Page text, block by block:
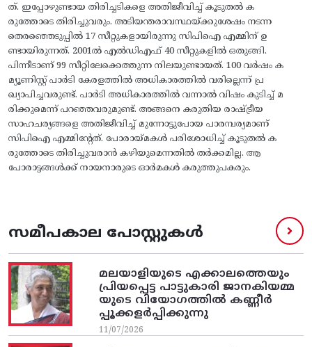
ത്. ഇപ്പോഴുണ്ടായ തിരിച്ചടികളെ അതിജീവിച്ച് കൂടുതൽ ക
രുത്തോടെ തിരിച്ചുവരും. അടിയന്തരാവസ്ഥയ്‌ക്കുശേഷം നടന്ന
തെരഞ്ഞെടുപ്പിൽ 17 സീറ്റുകളായിരുന്നു സിപിഐ എമ്മിന്‌ ഉ
ണ്ടായിരുന്നത്. 2001ൽ എൽഡിഎഫ്‌ 40 സീറ്റുകളിൽ ഒതുങ്ങി.
പിന്നീടാണ് 99 സീറ്റിലേക്കെത്തുന്ന നിലയുണ്ടായത്. 100 വർഷം ക
മ്യൂണിസ്റ്റ് പാർടി കേരളത്തിൽ അധികാരത്തിൽ വരില്ലെന്ന് പ്ര
ഖ്യാപിച്ചവരുണ്ട്. പാർടി അധികാരത്തിൽ വന്നാൽ വിഷം കുടിച്ച് മ
രിക്കുമെന്ന് പറഞ്ഞവരുമുണ്ട്. അങ്ങനെ കരുതിയ രാഷ്ട്രീയ
സാഹചര്യങ്ങളെ അതിജീവിച്ച് മുന്നോട്ടുപോയ പാരമ്പര്യമാണ്
സിപിഐ എമ്മിന്റേത്‌. പോരായ്‌മകൾ പരിശോധിച്ച് കൂടുതൽ ക
രുത്തോടെ തിരിച്ചുവരാൻ കഴിയുമെന്നതിൽ തർക്കമില്ല. ആ
പോരാട്ടങ്ങൾക്ക്‌ നായനാരുടെ ഓർമകൾ കരുത്തുപകരും.
സമീപകാല പോസ്റ്റുകൾ
മലയാളിയുടെ എക്കാലത്തെയും
പ്രിയപ്പെട്ട പാട്ടുകാരി ജാനകിയമ്മ
യുടെ വിയോഗത്തിൽ കണ്ണീർ
പ്പൂക്കളർപ്പിക്കുന്നു
11/07/2026